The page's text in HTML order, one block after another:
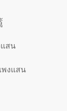
สน
พงแสน